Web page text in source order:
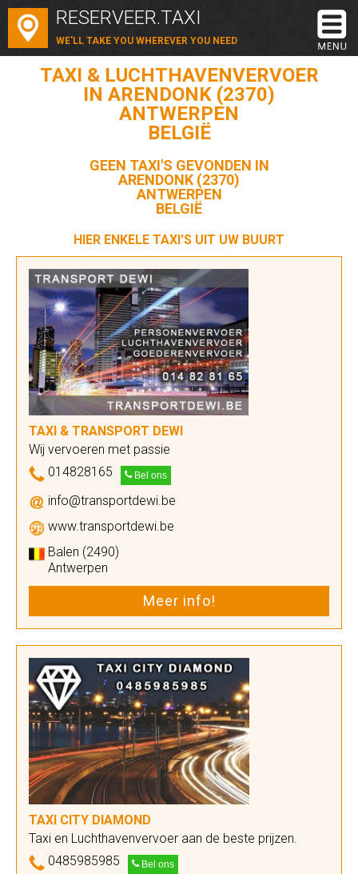
RESERVEER.TAXI
WE'LL TAKE YOU WHEREVER YOU NEED
TAXI & LUCHTHAVENVERVOER
IN ARENDONK (2370)
ANTWERPEN
BELGIË
GEEN TAXI'S GEVONDEN IN
ARENDONK (2370)
ANTWERPEN
BELGIË
HIER ENKELE TAXI'S UIT UW BUURT
TAXI & TRANSPORT DEWI
Wij vervoeren met passie
014828165
Bel ons
info@transportdewi.be
www.transportdewi.be
Balen (2490)
Antwerpen
Meer info!
TAXI CITY DIAMOND
Taxi en Luchthavenvervoer aan de beste prijzen.
0485985985
Bel ons